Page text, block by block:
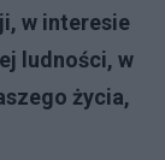
w interesie
ludności, w
życia,